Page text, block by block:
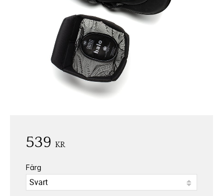
539 KR
Färg